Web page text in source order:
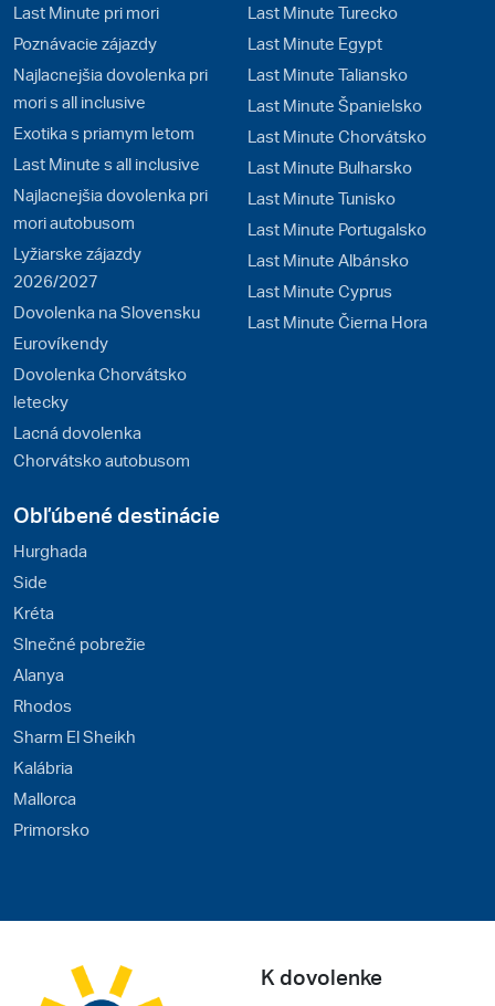
Last Minute pri mori
Poznávacie zájazdy
Najlacnejšia dovolenka pri
mori s all inclusive
Exotika s priamym letom
Last Minute s all inclusive
Najlacnejšia dovolenka pri
mori autobusom
Lyžiarske zájazdy
2026/2027
Dovolenka na Slovensku
Eurovíkendy
Dovolenka Chorvátsko
letecky
Lacná dovolenka
Chorvátsko autobusom
Last Minute Turecko
Last Minute Egypt
Last Minute Taliansko
Last Minute Španielsko
Last Minute Chorvátsko
Last Minute Bulharsko
Last Minute Tunisko
Last Minute Portugalsko
Last Minute Albánsko
Last Minute Cyprus
Last Minute Čierna Hora
Obľúbené destinácie
Hurghada
Side
Kréta
Slnečné pobrežie
Alanya
Rhodos
Sharm El Sheikh
Kalábria
Mallorca
Primorsko
K dovolenke